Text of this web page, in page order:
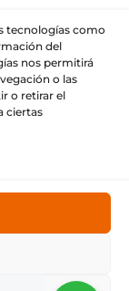
tecnologías como
del
nos permitirá
o las
o retirar el
ciertas